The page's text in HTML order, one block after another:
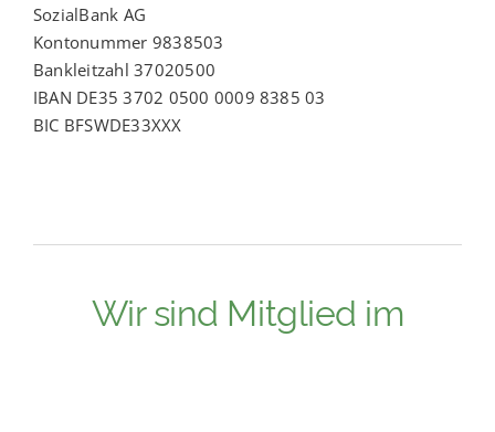
SozialBank AG
Kontonummer 9838503
Bankleitzahl 37020500
IBAN DE35 3702 0500 0009 8385 03
BIC BFSWDE33XXX
Wir sind Mitglied im